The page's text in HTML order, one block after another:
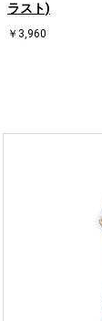
ラスト)
￥3,960